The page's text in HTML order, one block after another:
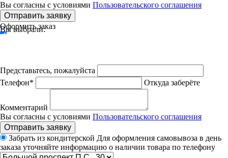
Вы согласны с условиями Пользовательского соглашения
Отправить заявку
Оформить заказ
Вы выбрали:
Представьтесь, пожалуйста
Телефон*
Откуда заберёте
Комментарий
Вы согласны с условиями Пользовательского соглашения
Отправить заявку
Забрать из кондитерской Для оформления самовывоза в день
заказа уточняйте информацию о наличии товара по телефону